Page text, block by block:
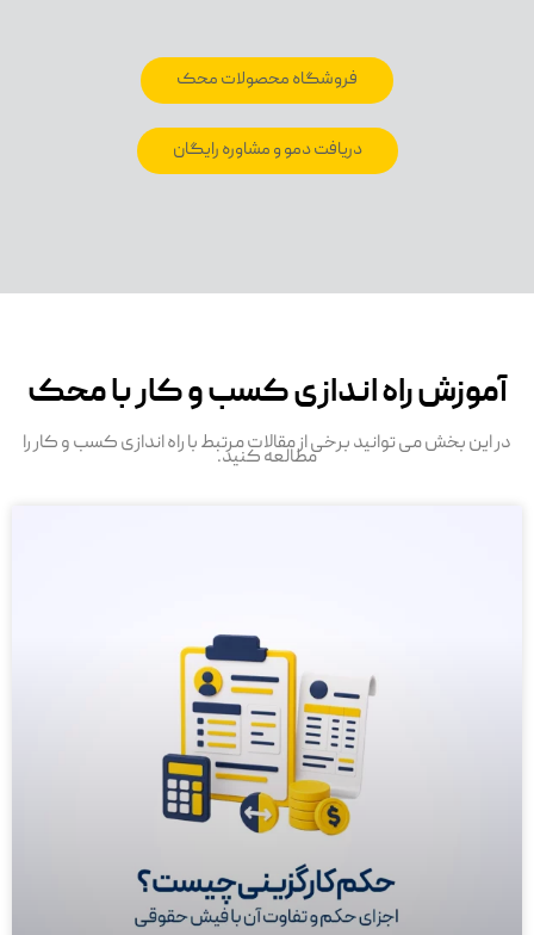
فروشگاه محصولات محک
دریافت دمو و مشاوره رایگان
آموزش راه اندازی کسب و کار با محک
در این بخش می توانید برخی از مقالات مرتبط با راه اندازی کسب و کار را
مطالعه کنید.